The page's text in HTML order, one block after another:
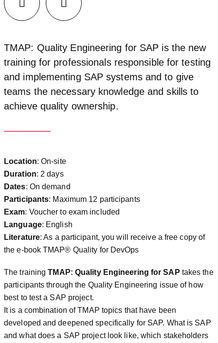
FacebookLinkedIn
TMAP: Quality Engineering for SAP is the new
training for professionals responsible for testing
and implementing SAP systems and to give
teams the necessary knowledge and skills to
achieve quality ownership.
Location: On-site
Duration: 2 days
Dates: On demand
Participants: Maximum 12 participants
Exam: Voucher to exam included
Language: English
Literature: As a participant, you will receive a free copy of
the e-book TMAP® Quality for DevOps
The trainingTMAP: Quality Engineering for SAP takes the
participants through the Quality Engineering issue of how
best to test a SAP project.
It is a combination of TMAP topics that have been
developed and deepened specifically for SAP. What is SAP
and what does a SAP project look like, which stakeholders